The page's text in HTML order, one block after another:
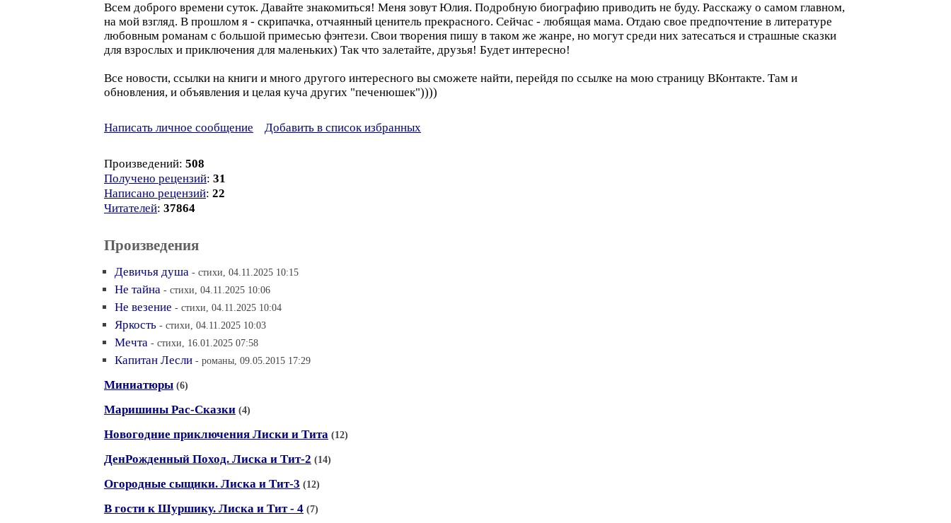
Всем доброго времени суток. Давайте знакомиться! Меня зовут Юлия. Подробную биографию приводить не буду. Расскажу о самом главном,
на мой взгляд. В прошлом я - скрипачка, отчаянный ценитель прекрасного. Сейчас - любящая мама. Отдаю свое предпочтение в литературе
любовным романам с большой примесью фэнтези. Свои творения пишу в таком же жанре, но могут среди них затесаться и страшные сказки
для взрослых и приключения для маленьких) Так что залетайте, друзья! Будет интересно!
Все новости, ссылки на книги и много другого интересного вы сможете найти, перейдя по ссылке на мою страницу ВКонтакте. Там и
обновления, и объявления и целая куча других "печенюшек"))))
Написать личное сообщение Добавить в список избранных
Произведений: 508
Получено рецензий: 31
Написано рецензий: 22
Читателей: 37864
Произведения
Девичья душа - стихи, 04.11.2025 10:15
Не тайна - стихи, 04.11.2025 10:06
Не везение - стихи, 04.11.2025 10:04
Яркость - стихи, 04.11.2025 10:03
Мечта - стихи, 16.01.2025 07:58
Капитан Лесли - романы, 09.05.2015 17:29
Миниатюры (6)
Маришины Рас-Сказки (4)
Новогодние приключения Лиски и Тита (12)
ДенРожденный Поход. Лиска и Тит-2 (14)
Огородные сыщики. Лиска и Тит-3 (12)
В гости к Шуршику. Лиска и Тит - 4 (7)